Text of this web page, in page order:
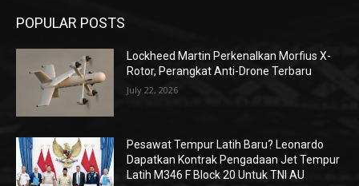
POPULAR POSTS
Lockheed Martin Perkenalkan Morfius X-
Rotor, Perangkat Anti-Drone Terbaru
July 22, 2026
Pesawat Tempur Latih Baru? Leonardo
Dapatkan Kontrak Pengadaan Jet Tempur
Latih M346 F Block 20 Untuk TNI AU